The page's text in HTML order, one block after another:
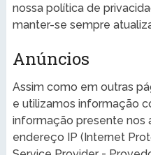
nossa política de
manter-se sempre
Anúncios
Assim como em outras
e utilizamos informação
informação presente nos
endereço IP (Internet